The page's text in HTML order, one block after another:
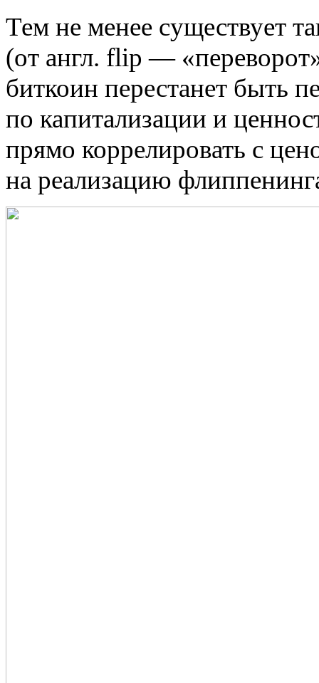
Тем не менее существует
(от англ. flip —
биткоин перестанет быть
по капитализации и
прямо коррелировать с
на реализацию